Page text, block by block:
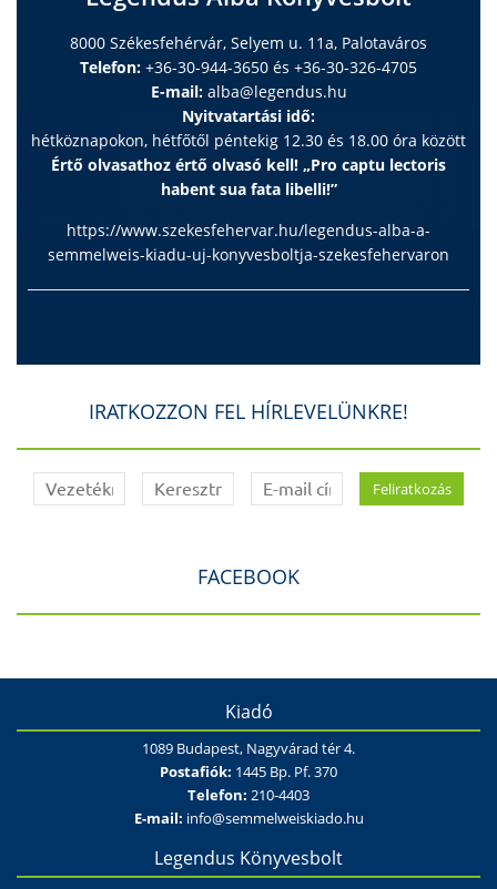
8000 Székesfehérvár, Selyem u. 11a, Palotaváros
Telefon: +36-30-944-3650 és +36-30-326-4705
E-mail: alba@legendus.hu
Nyitvatartási idő:
hétköznapokon, hétfőtől péntekig 12.30 és 18.00 óra között
Értő olvasathoz értő olvasó kell! „Pro captu lectoris
habent sua fata libelli!”
https://www.szekesfehervar.hu/legendus-alba-a-
semmelweis-kiadu-uj-konyvesboltja-szekesfehervaron
IRATKOZZON FEL HÍRLEVELÜNKRE!
FACEBOOK
Kiadó
1089 Budapest, Nagyvárad tér 4.
Postafiók: 1445 Bp. Pf. 370
Telefon: 210-4403
E-mail: info@semmelweiskiado.hu
Legendus Könyvesbolt